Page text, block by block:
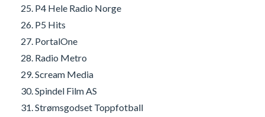
P4 Hele Radio Norge
P5 Hits
PortalOne
Radio Metro
Scream Media
Spindel Film AS
Strømsgodset Toppfotball